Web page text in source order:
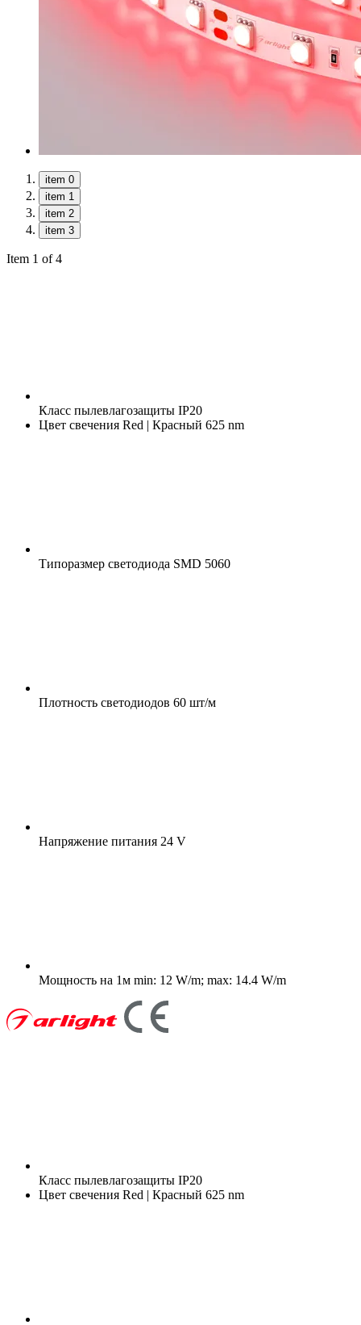
item 0
item 1
item 2
item 3
Item 1 of 4
Класс пылевлагозащиты IP20
Цвет свечения Red | Красный 625 nm
Типоразмер светодиода SMD 5060
Плотность светодиодов 60 шт/м
Напряжение питания 24 V
Мощность на 1м min: 12 W/m; max: 14.4 W/m
Класс пылевлагозащиты IP20
Цвет свечения Red | Красный 625 nm